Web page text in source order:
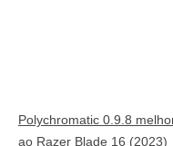
Polychromatic 0.9.8
ao Razer Blade 16 (2023)